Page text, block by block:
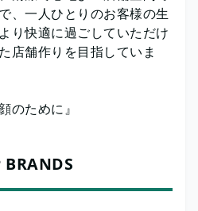
、一人ひとりのお客様の生
り快適に過ごしていただけ
店舗作りを目指していま
のために』
BRANDS